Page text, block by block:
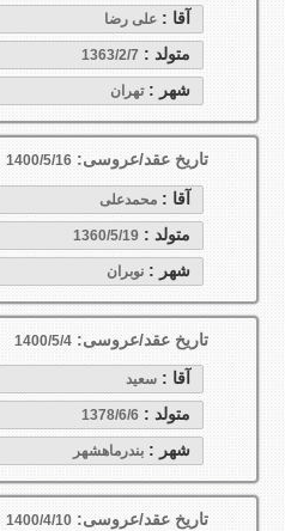
آقا : علی رضا
متولد : 1363/2/7
شهر :تهران
تاریخ عقد/عروسی: 1400/5/16
آقا : محمدعلی
متولد : 1360/5/19
شهر : نوبران
تاریخ عقد/عروسی: 1400/5/4
آقا : سعید
متولد : 1378/6/6
شهر : بندرماهشهر
تاریخ عقد/عروسی: 1400/4/10